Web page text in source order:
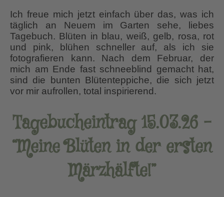
Ich freue mich jetzt einfach über das, was ich
täglich an Neuem im Garten sehe, liebes
Tagebuch. Blüten in blau, weiß, gelb, rosa, rot
und pink, blühen schneller auf, als ich sie
fotografieren kann. Nach dem Februar, der
mich am Ende fast schneeblind gemacht hat,
sind die bunten Blütenteppiche, die sich jetzt
vor mir aufrollen, total inspirierend.
Tagebucheintrag 15.03.26 –
“Meine Blüten in der ersten
Märzhälfte!”